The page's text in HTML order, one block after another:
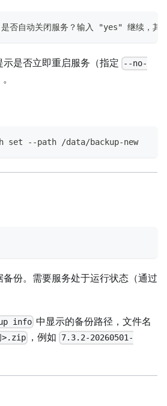
是否自动关闭服务？输入 "yes" 继续，其
是否立即重启服务（指定
--no-
set --path /data/backup-new
份。需要服务处于运行状态（通过
info 中显示的备份路径，文件名
>.zip ，例如 7.3.2-20260501-